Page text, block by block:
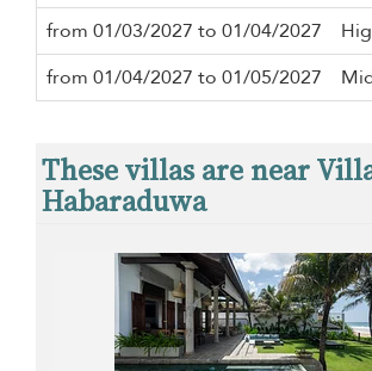
from 01/03/2027 to 01/04/2027
from 01/04/2027 to 01/05/2027
These villas are near
Habaraduwa